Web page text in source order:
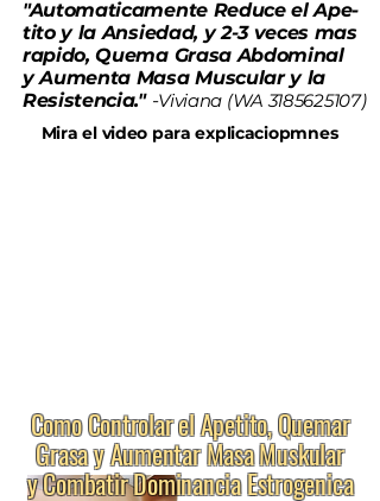
"Automaticamente Reduce el Ape-
tito y la Ansiedad, y 2-3 veces mas
rapido, Quema Grasa Abdominal
y Aumenta Masa Muscular y la
Resistencia." -Viviana (WA3185625107)
Mira el video para explicaciopmnes
Como Controlar el Apetito, Quemar
Grasa y Aumentar Masa Muskular
y Combatir Dominancia Estrogenica